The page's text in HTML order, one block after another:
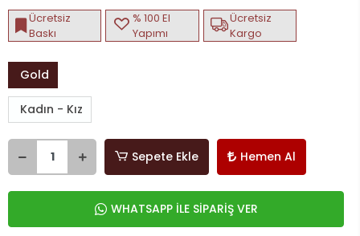
Ücretsiz
Baskı
% 100 El
Yapımı
Ücretsiz
Kargo
Gold
Kadın - Kız
Sepete Ekle Hemen Al
WHATSAPP İLE SİPARİŞ VER